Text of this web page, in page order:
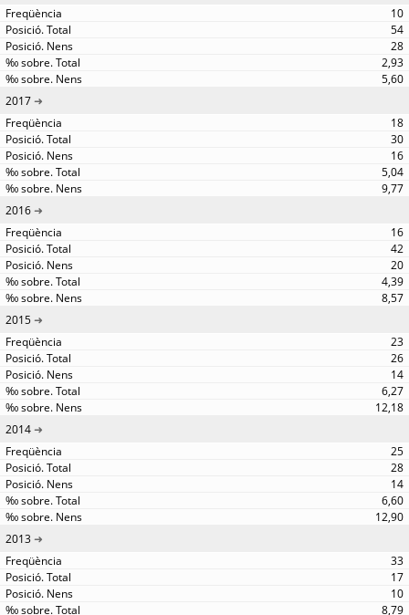
10
54
28
2,93
5,60
2017
18
30
16
5,04
9,77
2016
16
42
20
4,39
8,57
2015
23
26
14
6,27
12,18
2014
25
28
14
6,60
12,90
2013
33
17
10
8,79